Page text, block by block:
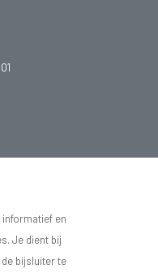
informatief en
Je dient bij
bijsluiter te